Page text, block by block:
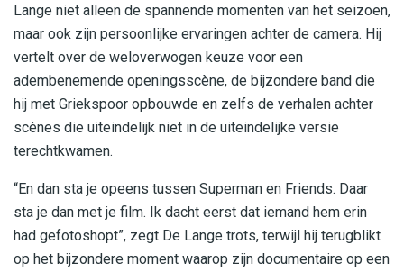
Lange niet alleen de spannende momenten van het seizoen,
maar ook zijn persoonlijke ervaringen achter de camera. Hij
vertelt over de weloverwogen keuze voor een
adembenemende openingsscène, de bijzondere band die
hij met Griekspoor opbouwde en zelfs de verhalen achter
scènes die uiteindelijk niet in de uiteindelijke versie
terechtkwamen.
“En dan sta je opeens tussen Superman en Friends. Daar
sta je dan met je film. Ik dacht eerst dat iemand hem erin
had gefotoshopt”, zegt De Lange trots, terwijl hij terugblikt
op het bijzondere moment waarop zijn documentaire op een